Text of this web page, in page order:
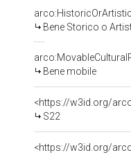
Bene Storico o
Bene mobile
<https://w3id.org/
S22
<https://w3id.org/